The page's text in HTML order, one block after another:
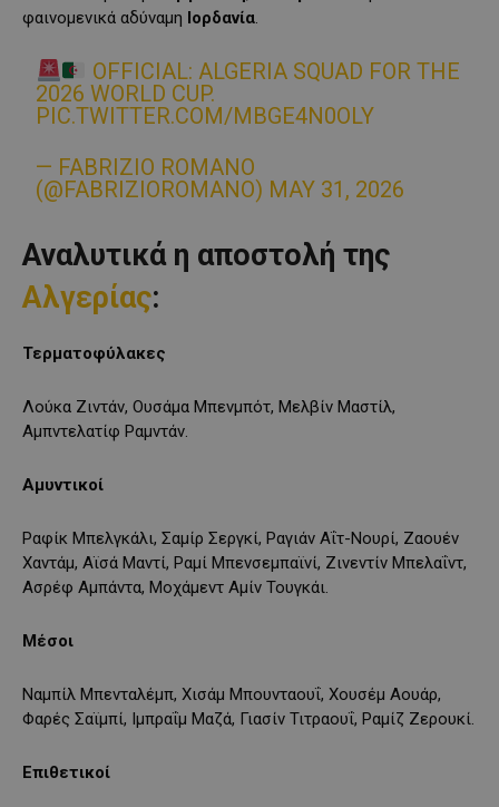
φαινομενικά αδύναμη Ιορδανία.
OFFICIAL: ALGERIA SQUAD FOR THE
2026 WORLD CUP.
PIC.TWITTER.COM/MBGE4N0OLY
— FABRIZIO ROMANO
(@FABRIZIOROMANO) MAY 31, 2026
Αναλυτικά η αποστολή της
Αλγερίας:
Τερματοφύλακες
Λούκα Ζιντάν, Ουσάμα Μπενμπότ, Μελβίν Μαστίλ,
Αμπντελατίφ Ραμντάν.
Αμυντικοί
Ραφίκ Μπελγκάλι, Σαμίρ Σεργκί, Ραγιάν Αΐτ-Νουρί, Ζαουέν
Χαντάμ, Αϊσά Μαντί, Ραμί Μπενσεμπαϊνί, Ζινεντίν Μπελαΐντ,
Ασρέφ Αμπάντα, Μοχάμεντ Αμίν Τουγκάι.
Μέσοι
Ναμπίλ Μπενταλέμπ, Χισάμ Μπουνταουΐ, Χουσέμ Αουάρ,
Φαρές Σαϊμπί, Ιμπραΐμ Μαζά, Γιασίν Τιτραουΐ, Ραμίζ Ζερουκί.
Επιθετικοί